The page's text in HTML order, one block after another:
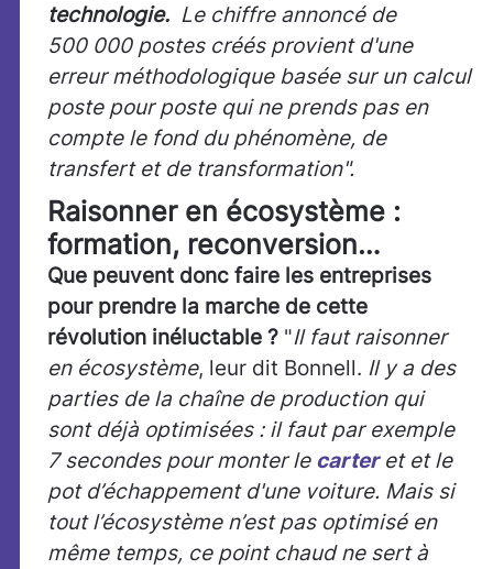
technologie. Le chiffre annoncé de
500 000 postes créés provient d'une
erreur méthodologique basée sur un calcul
poste pour poste qui ne prends pas en
compte le fond du phénomène, de
transfert et de transformation".
Raisonner en écosystème :
formation, reconversion…
Que peuvent donc faire les entreprises
pour prendre la marche de cette
révolution inéluctable ? "Il faut raisonner
en écosystème, leur dit Bonnell. Il y a des
parties de la chaîne de production qui
sont déjà optimisées : il faut par exemple
7 secondes pour monter le carteret et le
pot d’échappement d'une voiture. Mais si
tout l’écosystème n’est pas optimisé en
même temps, ce point chaud ne sert à